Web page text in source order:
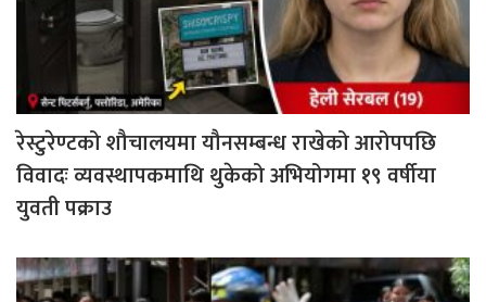
रेस्टुरेण्टको शौचालयमा यौनसम्बन्ध राखेको आरोपपछि
विवादः व्यवस्थापकमाथि थुकेको अभियोगमा १९ वर्षीया
युवती पक्राउ